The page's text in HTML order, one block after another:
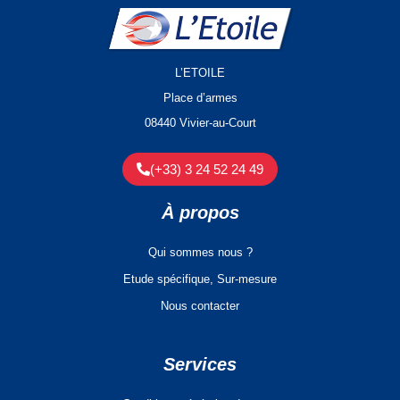
L’ETOILE
Place d’armes
08440 Vivier-au-Court
(+33) 3 24 52 24 49
À propos
Qui sommes nous ?
Etude spécifique, Sur-mesure
Nous contacter
Services